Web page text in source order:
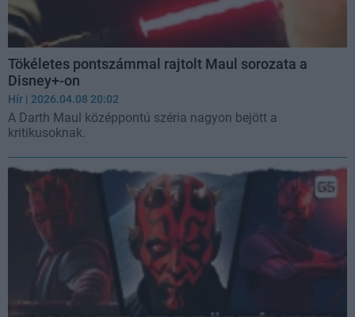
Tökéletes pontszámmal rajtolt Maul sorozata a
Disney+-on
Hír | 2026.04.08 20:02
A Darth Maul középpontú széria nagyon bejött a
kritikusoknak.